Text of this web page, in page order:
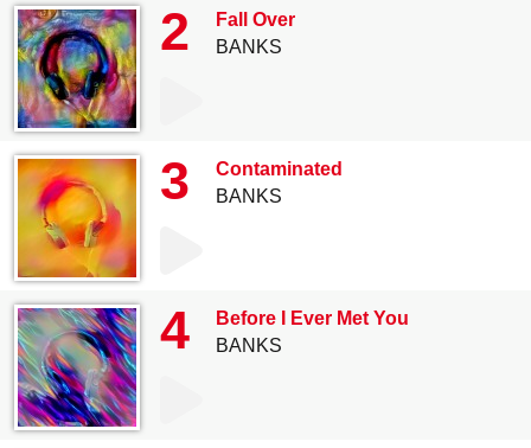
2
Fall Over
BANKS
3
Contaminated
BANKS
4
Before I Ever Met You
BANKS